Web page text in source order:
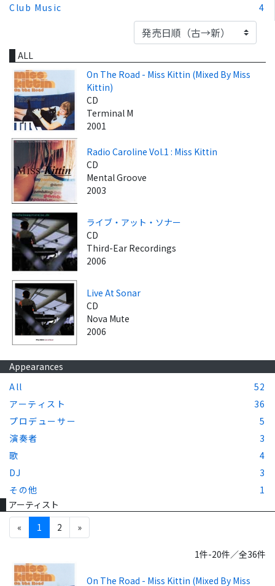
Club Music
4
ALL
On The Road - Miss Kittin (Mixed By Miss
Kittin)
CD
Terminal M
2001
Radio Caroline Vol.1 : Miss Kittin
CD
Mental Groove
2003
ライブ・アット・ソナー
CD
Third-Ear Recordings
2006
Live At Sonar
CD
Nova Mute
2006
Appearances
All
52
アーティスト
36
プロデューサー
5
演奏者
3
歌
4
DJ
3
その他
1
アーティスト
«
1 2 »
1件-20件／全36件
On The Road - Miss Kittin (Mixed By Miss